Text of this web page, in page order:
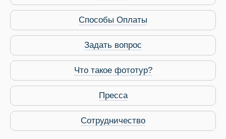
Способы Оплаты
Задать вопрос
Что такое фототур?
Пресса
Сотрудничество